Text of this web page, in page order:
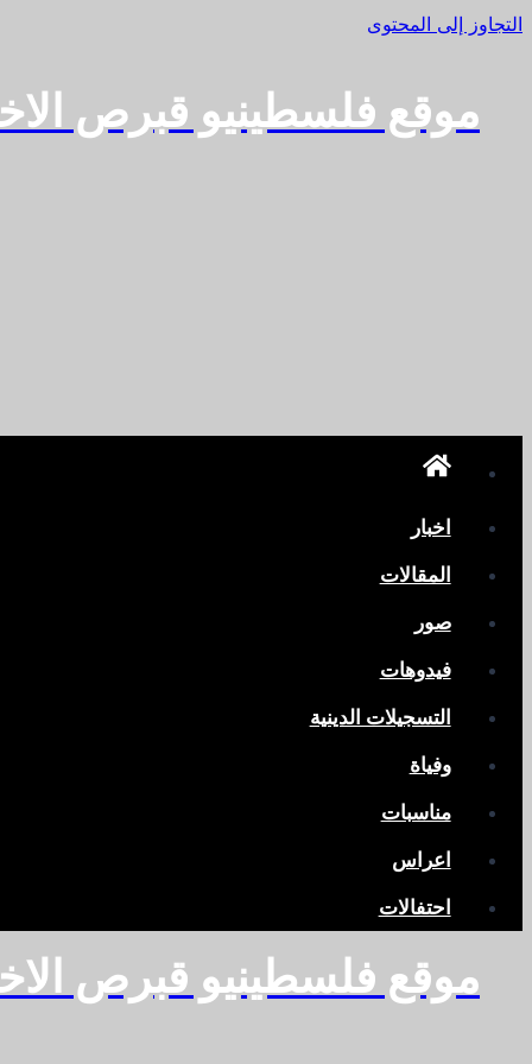
التجاوز إلى المحتوى
موقع فلسطينيو قبرص
اخبار
المقالات
صور
فيدوهات
التسجيلات الدينية
وفياة
مناسبات
اعراس
احتفالات
موقع فلسطينيو قبرص